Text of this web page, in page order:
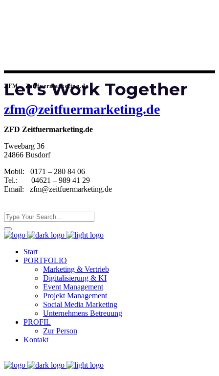
ZFM – Zeitfuermarketing.de
Let’s Work Together
zfm@zeitfuermarketing.de
ZFD Zeitfuermarketing.de
Tweebarg 36
24866 Busdorf
Mobil: 0171 – 280 84 06
Tel.: 04621 – 989 41 29
Email: zfm@zeitfuermarketing.de
Start
PORTFOLIO
Marketing & Vertrieb
Digitalisierung & KI
Event Management
Projekt Management
Social Media Marketing
Unternehmens Betreuung
PROFIL
Zur Person
Kontakt